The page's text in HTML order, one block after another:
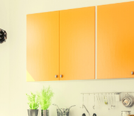
technologie w produkcji stolarki